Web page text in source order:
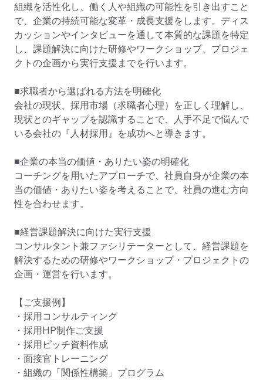
組織を活性化し、働く人や組織の可能性を引き出すこと
で、企業の持続可能な変革・成長支援をします。ディス
カッションやインタビューを通して本質的な課題を特定
し、課題解決に向けた研修やワークショップ、プロジェ
クトの企画から実行支援までを行います。
■求職者から選ばれる方法を明確化
会社の現状、採用市場（求職者心理）を正しく理解し、
現状とのギャップを認識することで、人手不足で悩んで
いる会社の『人材採用』を成功へと導きます。
■企業の本当の価値・ありたい姿の明確化
コーチングを用いたアプローチで、社員自身が企業の本
当の価値・ありたい姿を考えることで、社員の進む方向
性を合わせます。
■経営課題解決に向けた実行支援
コンサルタント兼ファシリテーターとして、経営課題を
解決するための研修やワークショップ・プロジェクトの
企画・運営を行います。
【ご支援例】
・採用コンサルティング
・採用HP制作ご支援
・採用ピッチ資料作成
・面接官トレーニング
・組織の「関係性構築」プログラム